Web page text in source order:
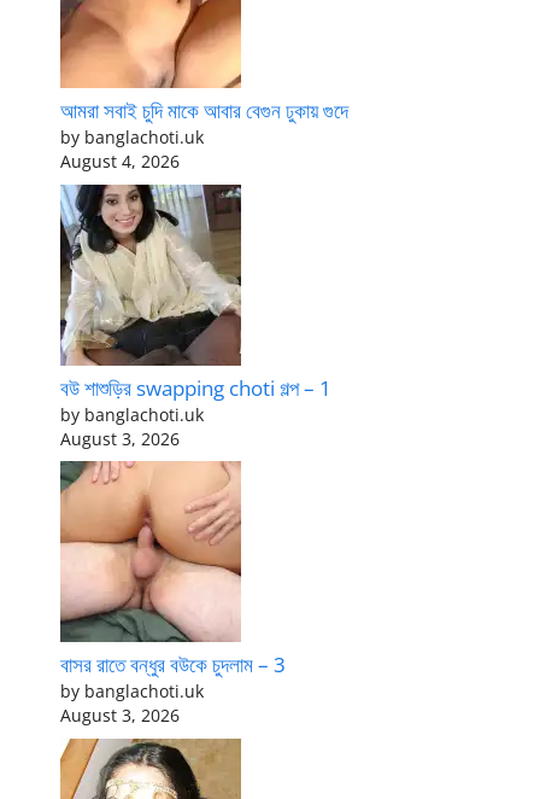
আমরা সবাই চুদি মাকে আবার বেগুন ঢুকায় গুদে
by banglachoti.uk
August 4, 2026
বউ শাশুড়ির swapping choti গল্প – 1
by banglachoti.uk
August 3, 2026
বাসর রাতে বন্ধুর বউকে চুদলাম – 3
by banglachoti.uk
August 3, 2026